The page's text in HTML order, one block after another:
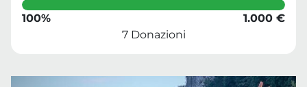
100%
1.000 €
7 Donazioni